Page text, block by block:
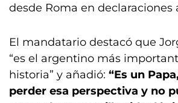
desde Roma en declaraciones
El mandatario destacó que
“es el argentino más
historia” y añadió: “Es un
perder esa perspectiva y no